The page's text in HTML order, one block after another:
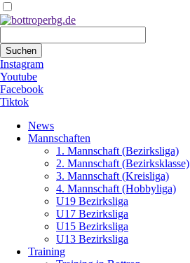
Suchen
Instagram
Youtube
Facebook
Tiktok
überspringen
News
Mannschaften
1. Mannschaft (Bezirksliga)
2. Mannschaft (Bezirksklasse)
3. Mannschaft (Kreisliga)
4. Mannschaft (Hobbyliga)
U19 Bezirksliga
U17 Bezirksliga
U15 Bezirksliga
U13 Bezirksliga
Training